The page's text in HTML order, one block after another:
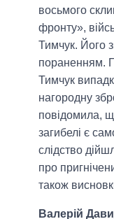
восьмого
фронту»,
Тимчук. Його
пораненням.
Тимчук
нагородну
повідомила,
загибелі є
слідство
про
також
Валерій